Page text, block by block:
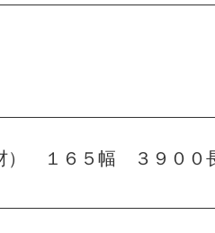
） １６５幅 ３９００